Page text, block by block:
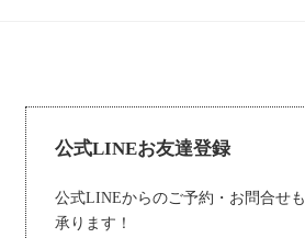
公式LINEお友達登録
公式LINEからのご予約・お問合せも
承ります！